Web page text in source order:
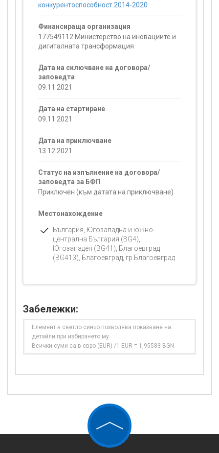
конкурентоспособност 2014-2020
Финансираща организация
177549112 Министерство на иновациите и
дигиталната трансформация
Дата на сключване на договора/
заповедта
09.11.2021
Дата на стартиране
09.11.2021
Дата на приключване
13.12.2021
Статус на изпълнение на договора/
заповедта за БФП
Приключен (към датата на приключване)
Местонахождение
България, Югозападна и южно-
централна България (BG4),
Югозападен (BG41), Благоевград
(BG413), Благоевград, гр.Благоевград
Забележки:
Елемент в светло синьо позволява показване на
детайли при избирането му
Всички суми са в евро (EUR) /1 EUR = 1,95583 BGN